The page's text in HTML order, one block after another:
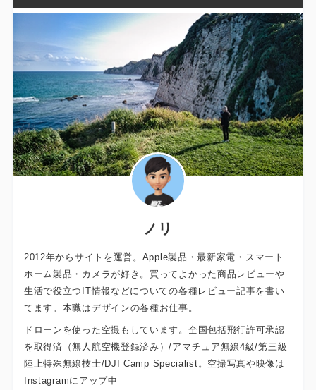
ノリ
2012年からサイトを運営。Apple製品・最新家電・スマート
ホーム製品・カメラが好き。買ってよかった商品レビューや
生活で役立つIT情報などについての各種レビュー記事を書い
てます。本職はデザインの各種お仕事。
ドローンを使った空撮もしています。全国包括飛行許可承認
を取得済（無人航空機登録済み）/アマチュア無線4級/第三級
陸上特殊無線技士/DJI Camp Specialist。空撮写真や映像は
Instagramにアップ中